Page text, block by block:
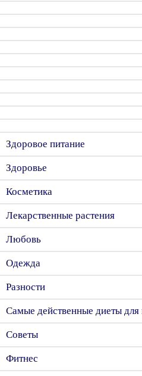
Здоровое питание
Здоровье
Косметика
Лекарственные растения
Любовь
Одежда
Разности
Самые действенные диеты для
Советы
Фитнес